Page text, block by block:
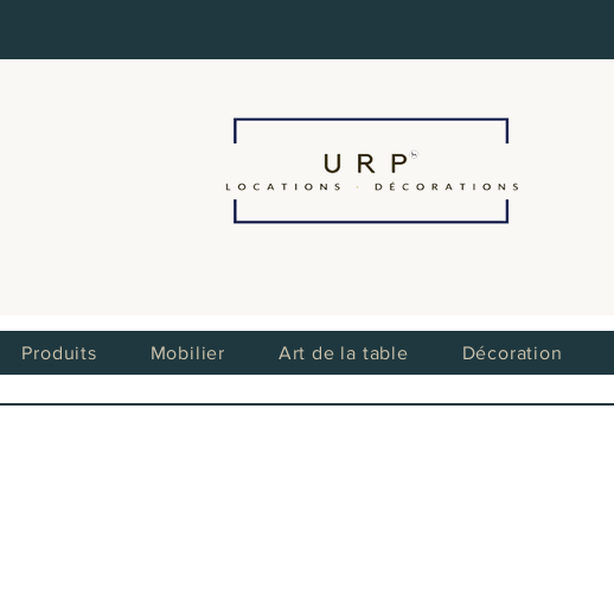
Produits Mobilier Art de la table Décoration